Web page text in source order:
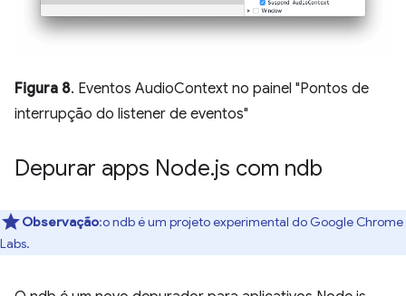
Figura 8. Eventos AudioContext no painel "Pontos de
interrupção do listener de eventos"
Depurar apps Node.js com ndb
Observação:o ndb é um projeto experimental do Google Chrome
Labs.